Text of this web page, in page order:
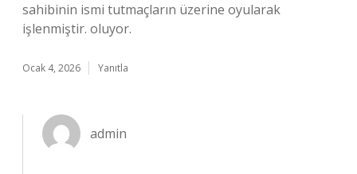
sahibinin ismi tutmaçların üzerine oyularak
işlenmiştir. oluyor.
Ocak 4, 2026 Yanıtla
admin